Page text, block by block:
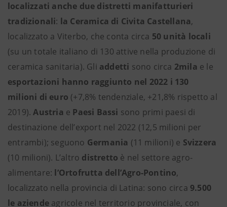
localizzati anche due distretti manifatturieri
tradizionali: la Ceramica di Civita Castellana,
localizzato a Viterbo, che conta circa 50 unità locali
(su un totale italiano di 130 attive nella produzione di
ceramica sanitaria). Gli addetti sono circa 2mila e le
esportazioni hanno raggiunto nel 2022 i 130
milioni di euro (+7,8% tendenziale, +21,8% rispetto al
2019).Austria e Paesi Bassi sono primi paesi di
destinazione dell’export nel 2022 (12,5 milioni per
entrambi); seguono Germania (11 milioni) e Svizzera
(10 milioni). L’altro distretto è nel settore agro-
alimentare: l’Ortofrutta dell’Agro-Pontino,
localizzato nella provincia di Latina: sono circa 9.500
le aziende agricole nel territorio provinciale, con